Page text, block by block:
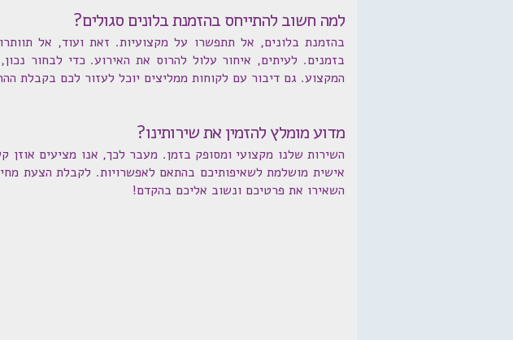
למה חשוב להתייחס בהזמנת בלונים סגולים?
בהזמנת בלונים, אל תתפשרו על מקצועיות. זאת ועוד, אל
בזמנים. לעיתים, איחור עלול להרוס את האירוע. כדי לבחור
המקצוע. גם דיבור עם לקוחות ממליצים יוכל לעזור לכם בקבלת
מדוע מומלץ להזמין את שירותינו?
השירות שלנו מקצועי ומסופק בזמן. מעבר לכך, אנו מציעים אוזן
השאירו את פרטיכם ונשוב אליכם בהקדם!